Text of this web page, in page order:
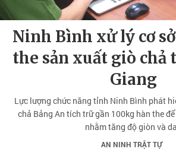
Ninh Bình xử lý cơ
the sản xuất giò chả
Giang
Lực lượng chức năng tỉnh Ninh Bình phát
chả Bảng An tích trữ gần 100kg hàn the
nhằm tăng độ giòn và
AN NINH TRẬT TỰ